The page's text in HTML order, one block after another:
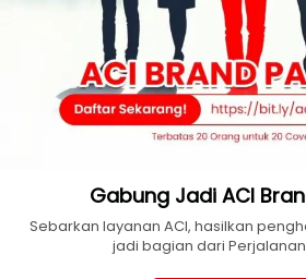
Gabung Jadi ACI
Sebarkan layanan ACI, hasilkan
jadi bagian dari